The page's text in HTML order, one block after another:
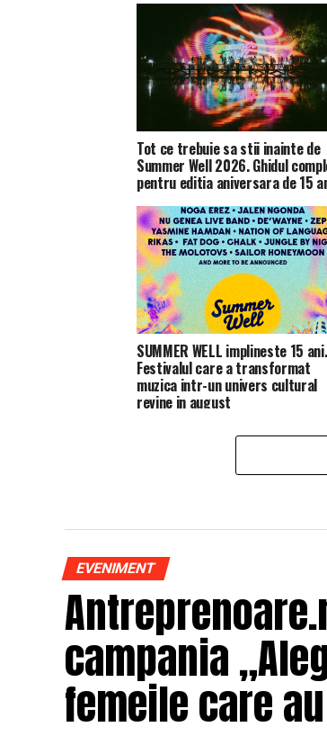
Tot ce trebuie sa stii inainte de
Summer Well 2026. Ghidul
pentru editia aniversara de 15
SUMMER WELL implineste 15 ani.
Festivalul care a transformat
muzica intr-un univers cultural
revine in august
EVENIMENT
campania
femeile care